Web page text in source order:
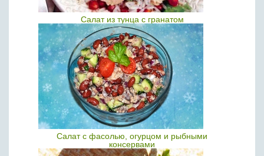
Салат из тунца с гранатом
Салат с фасолью, огурцом и рыбными
консервами